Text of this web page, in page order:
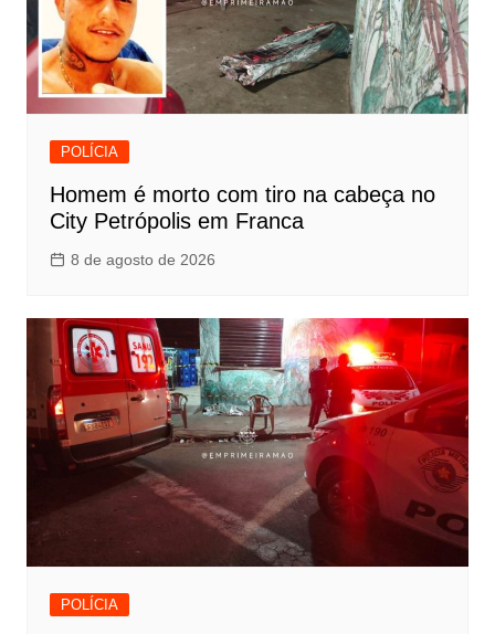
POLÍCIA
Homem é morto com tiro na cabeça no
City Petrópolis em Franca
8 de agosto de 2026
POLÍCIA